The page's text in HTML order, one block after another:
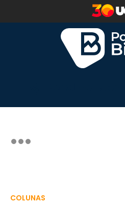
COLUNAS